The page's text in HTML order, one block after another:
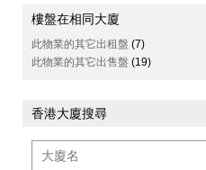
樓盤在相同大廈
此物業的其它出租盤 (7)
此物業的其它出售盤 (19)
香港大廈搜尋